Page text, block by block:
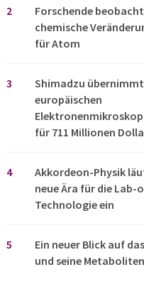
2
Forschende
chemische
für Atom
3
Shimadzu übernimmt
europäischen
für 711 Millionen
4
Akkordeon-Physik
neue Ära für die Lab-
Technologie ein
5
Ein neuer Blick auf
und seine Metaboliten